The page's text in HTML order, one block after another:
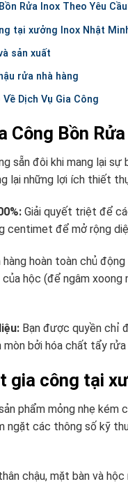
Rửa Inox Theo Yêu
tại xưởng Inox Nhật
sản xuất
rửa nhà hàng
Dịch Vụ Gia Công
Công Bồn
sẵn đôi khi mang lại
lại những lợi ích thiết
Giải quyết triệt để
centimet để mở rộng
hoàn toàn chủ
hộc (để ngâm
Bạn được quyền chỉ
bởi hóa chất tẩy rửa
gia công tại
phẩm mỏng nhẹ kém
ngặt các thông số kỹ
chậu, mặt bàn và